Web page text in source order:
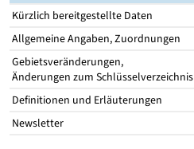
Kürzlich bereitgestellte Daten
Allgemeine Angaben, Zuordnungen
Gebietsveränderungen,
Änderungen zum Schlüsselverzeichnis
Definitionen und Erläuterungen
Newsletter